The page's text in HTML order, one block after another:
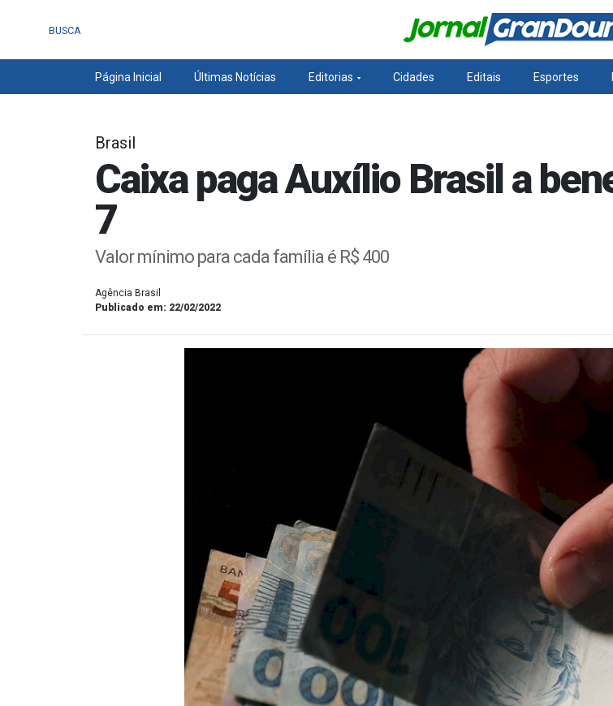
BUSCA
Página Inicial Últimas Notícias Editorias Cidades Editais Esportes
Brasil
Caixa paga Auxílio Brasil a
7
Valor mínimo para cada família é R$ 400
Agência Brasil
Publicado em: 22/02/2022